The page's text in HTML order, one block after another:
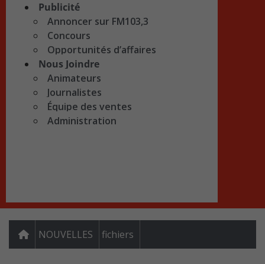
Publicité
Annoncer sur FM103,3
Concours
Opportunités d’affaires
Nous Joindre
Animateurs
Journalistes
Équipe des ventes
Administration
NOUVELLES fichiers